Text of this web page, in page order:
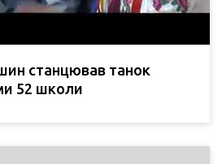
станцював танок
52 школи